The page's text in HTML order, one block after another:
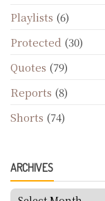
Playlists (6)
Protected (30)
Quotes (79)
Reports (8)
Shorts (74)
ARCHIVES
Archives